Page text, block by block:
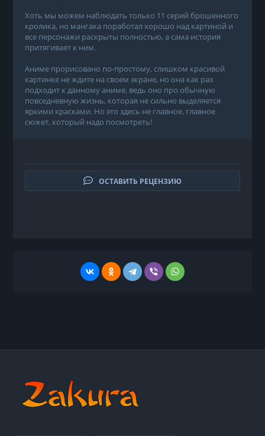
Хоть мы можем наблюдать только 11 серий брошенного
кролика, но мангака поработал хорошо над картиной и
все персонажи раскрыты полностью, а сама история
притягивает к ним.
Аниме прорисовано по-простому, слишком красивой
картинке не ждите на своем экране, но она как раз
подходит к данному аниме, ведь оно про обычную
повседневную жизнь, которая не сильно выделяется
яркими красками. Но это здесь не главное, главное
сюжет, который надо посмотреть!
ОСТАВИТЬ РЕЦЕНЗИЮ